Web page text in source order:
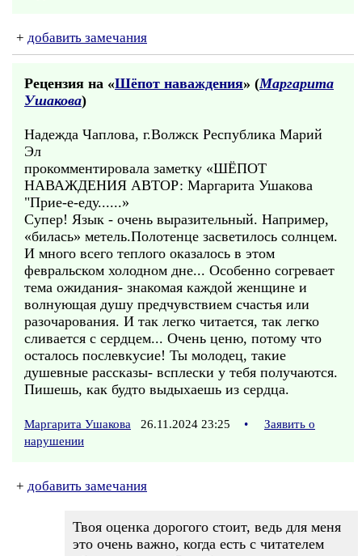
+ добавить замечания
Рецензия на «Шёпот наваждения» (Маргарита
Ушакова)
Надежда Чаплова, г.Волжск Республика Марий
Эл
прокомментировала заметку «ШЁПОТ
НАВАЖДЕНИЯ АВТОР: Маргарита Ушакова
"Прие-е-еду......»
Супер! Язык - очень выразительный. Например,
«билась» метель.Полотенце засветилось солнцем.
И много всего теплого оказалось в этом
февральском холодном дне... Особенно согревает
тема ожидания- знакомая каждой женщине и
волнующая душу предчувствием счастья или
разочарования. И так легко читается, так легко
сливается с сердцем... Очень ценю, потому что
осталось послевкусие! Ты молодец, такие
душевные рассказы- всплески у тебя получаются.
Пишешь, как будто выдыхаешь из сердца.
Маргарита Ушакова 26.11.2024 23:25 •
Заявить о
нарушении
+ добавить замечания
Твоя оценка дорогого стоит, ведь для меня
это очень важно, когда есть с читателем